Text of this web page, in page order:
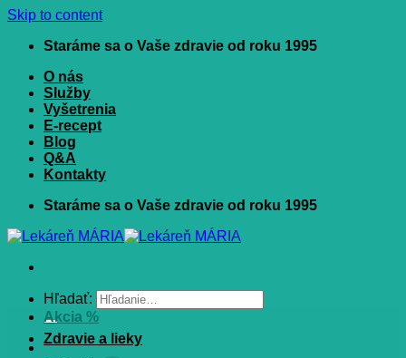
Skip to content
Staráme sa o Vaše zdravie od roku 1995
O nás
Služby
Vyšetrenia
E-recept
Blog
Q&A
Kontakty
Staráme sa o Vaše zdravie od roku 1995
Hľadať:
Akcia %
Zdravie a lieky